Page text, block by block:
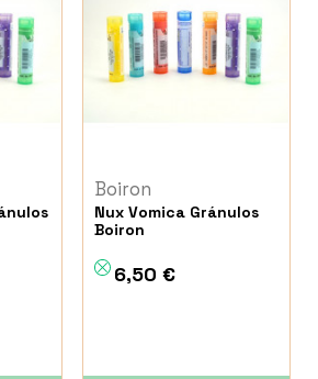
Boiron
Nux Vomica Gránulos
Boiron
6,50 €